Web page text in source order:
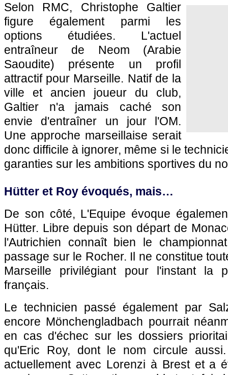
Selon RMC, Christophe Galtier
figure également parmi les
options étudiées. L'actuel
entraîneur de Neom (Arabie
Saoudite) présente un profil
attractif pour Marseille. Natif de la
ville et ancien joueur du club,
Galtier n'a jamais caché son
envie d'entraîner un jour l'OM.
Une approche marseillaise serait
donc difficile à ignorer, même si le
garanties sur les ambitions sportives du
Hütter et Roy évoqués, mais…
De son côté, L'Equipe évoque
Hütter. Libre depuis son départ de
l'Autrichien connaît bien le
passage sur le Rocher. Il ne constitue
Marseille privilégiant pour l'instant la
français.
Le technicien passé également par
encore Mönchengladbach pourrait
en cas d'échec sur les dossiers
qu'Eric Roy, dont le nom circule
actuellement avec Lorenzi à Brest et a